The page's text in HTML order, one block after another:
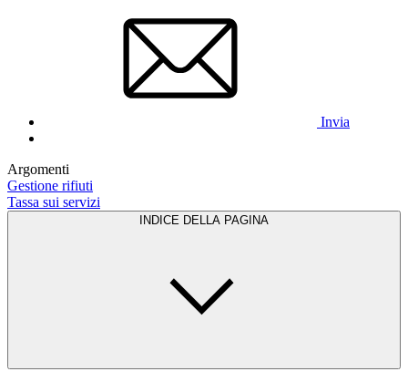
Invia
Argomenti
Gestione rifiuti
Tassa sui servizi
INDICE DELLA PAGINA